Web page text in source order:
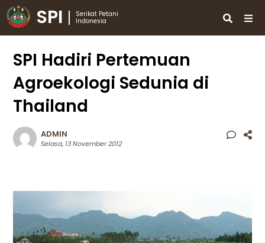
SPI
Serikat Petani
Indonesia
SPI Hadiri Pertemuan
Agroekologi Sedunia di
Thailand
ADMIN
Selasa, 13 November 2012